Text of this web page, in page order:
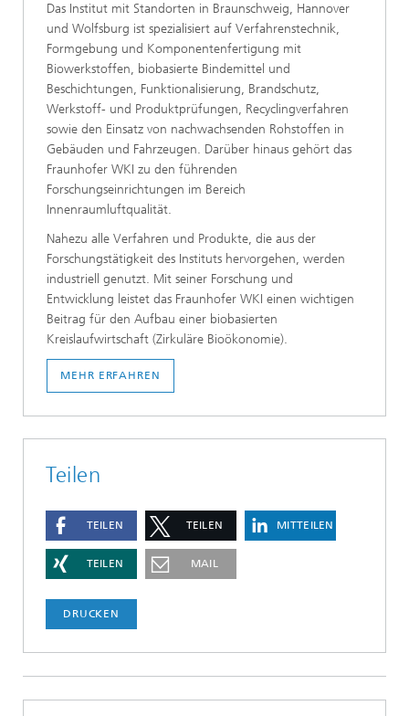
Das Institut mit Standorten in Braunschweig, Hannover
und Wolfsburg ist spezialisiert auf Verfahrenstechnik,
Formgebung und Komponentenfertigung mit
Biowerkstoffen, biobasierte Bindemittel und
Beschichtungen, Funktionalisierung, Brandschutz,
Werkstoff- und Produktprüfungen, Recyclingverfahren
sowie den Einsatz von nachwachsenden Rohstoffen in
Gebäuden und Fahrzeugen. Darüber hinaus gehört das
Fraunhofer WKI zu den führenden
Forschungseinrichtungen im Bereich
Innenraumluftqualität.
Nahezu alle Verfahren und Produkte, die aus der
Forschungstätigkeit des Instituts hervorgehen, werden
industriell genutzt. Mit seiner Forschung und
Entwicklung leistet das Fraunhofer WKI einen wichtigen
Beitrag für den Aufbau einer biobasierten
Kreislaufwirtschaft (Zirkuläre Bioökonomie).
MEHR ERFAHREN
Teilen
TEILEN TEILEN MITTEILEN
TEILEN MAIL
DRUCKEN